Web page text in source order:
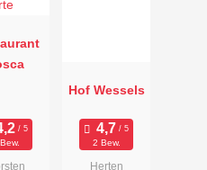
Hof Wessels
2 Bew.
Herten